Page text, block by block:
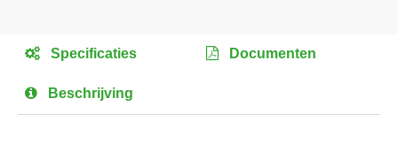
begin
de
afbeeldingen-
Specificaties Documenten
Beschrijving